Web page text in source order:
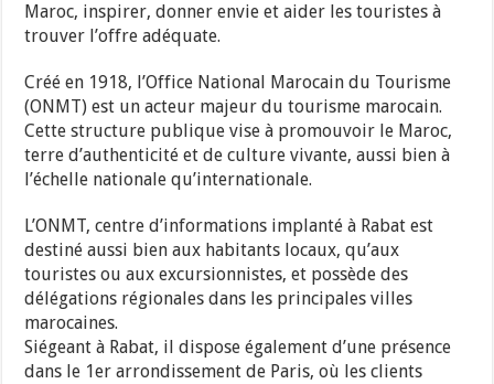
Maroc, inspirer, donner envie et aider les touristes à
trouver l’offre adéquate.
Créé en 1918, l’Office National Marocain du Tourisme
(ONMT) est un acteur majeur du tourisme marocain.
Cette structure publique vise à promouvoir le Maroc,
terre d’authenticité et de culture vivante, aussi bien à
l’échelle nationale qu’internationale.
L’ONMT, centre d’informations implanté à Rabat est
destiné aussi bien aux habitants locaux, qu’aux
touristes ou aux excursionnistes, et possède des
délégations régionales dans les principales villes
marocaines.
Siégeant à Rabat, il dispose également d’une présence
dans le 1er arrondissement de Paris, où les clients